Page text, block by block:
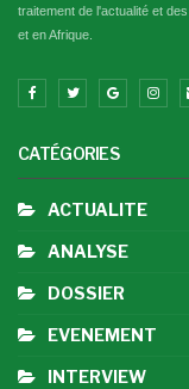
traitement de l'actualité et
et en Afrique.
CATÉGORIES
ACTUALITE
ANALYSE
DOSSIER
EVENEMENT
INTERVIEW